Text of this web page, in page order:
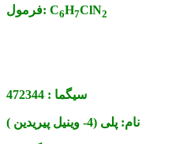
فرمول: C6H7ClN2
سیگما : 472344
نام: پلی (4- وینیل پیریدین )